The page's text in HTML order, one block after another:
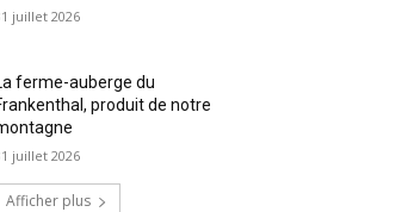
juillet 2026
ferme-auberge du
produit de notre
juillet 2026
Afficher plus